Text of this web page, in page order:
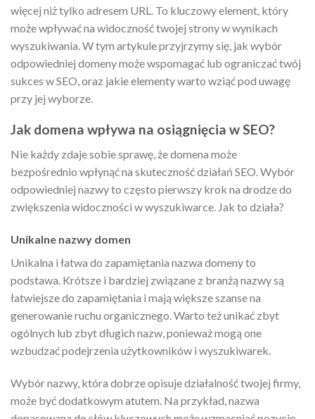
więcej niż tylko adresem URL. To kluczowy element, który
może wpływać na widoczność twojej strony w wynikach
wyszukiwania. W tym artykule przyjrzymy się, jak wybór
odpowiedniej domeny może wspomagać lub ograniczać twój
sukces w SEO, oraz jakie elementy warto wziąć pod uwagę
przy jej wyborze.
Jak domena wpływa na osiągnięcia w SEO?
Nie każdy zdaje sobie sprawę, że domena może
bezpośrednio wpłynąć na skuteczność działań SEO. Wybór
odpowiedniej nazwy to często pierwszy krok na drodze do
zwiększenia widoczności w wyszukiwarce. Jak to działa?
Unikalne nazwy domen
Unikalna i łatwa do zapamiętania nazwa domeny to
podstawa. Krótsze i bardziej związane z branżą nazwy są
łatwiejsze do zapamiętania i mają większe szanse na
generowanie ruchu organicznego. Warto też unikać zbyt
ogólnych lub zbyt długich nazw, ponieważ mogą one
wzbudzać podejrzenia użytkowników i wyszukiwarek.
Wybór nazwy, która dobrze opisuje działalność twojej firmy,
może być dodatkowym atutem. Na przykład, nazwa